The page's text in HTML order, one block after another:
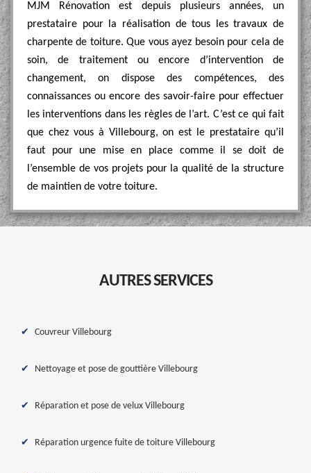
MJM Rénovation est depuis plusieurs années, un
prestataire pour la réalisation de tous les travaux de
charpente de toiture. Que vous ayez besoin pour cela de
soin, de traitement ou encore d’intervention de
changement, on dispose des compétences, des
connaissances ou encore des savoir-faire pour effectuer
les interventions dans les règles de l’art. C’est ce qui fait
que chez vous à Villebourg, on est le prestataire qu’il
faut pour une mise en place comme il se doit de
l’ensemble de vos projets pour la qualité de la structure
de maintien de votre toiture.
AUTRES SERVICES
Couvreur Villebourg
Nettoyage et pose de gouttière Villebourg
Réparation et pose de velux Villebourg
Réparation urgence fuite de toiture Villebourg